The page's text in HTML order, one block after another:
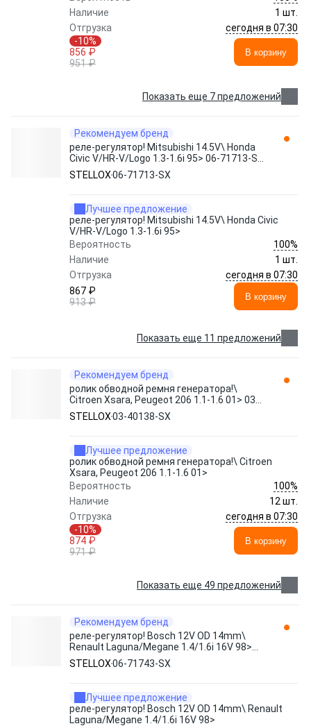
Наличие
1 шт.
Отгрузка
сегодня в 07:30
-10%
856 ₽
951 ₽
В корзину
Показать еще 7 предложений
Рекомендуем бренд
реле-регулятор! Mitsubishi 14.5V\ Honda
Civic V/HR-V/Logo 1.3-1.6i 95> 06-71713-SX
STELLOX
STELLOX06-71713-SX
Лучшее предложение
реле-регулятор! Mitsubishi 14.5V\ Honda Civic
V/HR-V/Logo 1.3-1.6i 95>
Вероятность
100%
Наличие
1 шт.
Отгрузка
сегодня в 07:30
867 ₽
913 ₽
В корзину
Показать еще 11 предложений
Рекомендуем бренд
ролик обводной ремня генератора!\
Citroen Xsara, Peugeot 206 1.1-1.6 01> 03-
40138-SX STELLOX
STELLOX03-40138-SX
Лучшее предложение
ролик обводной ремня генератора!\ Citroen
Xsara, Peugeot 206 1.1-1.6 01>
Вероятность
100%
Наличие
12 шт.
Отгрузка
сегодня в 07:30
-10%
874 ₽
971 ₽
В корзину
Показать еще 49 предложений
Рекомендуем бренд
реле-регулятор! Bosch 12V OD 14mm\
Renault Laguna/Megane 1.4/1.6i 16V 98>
06-71743-SX STELLOX
STELLOX06-71743-SX
Лучшее предложение
реле-регулятор! Bosch 12V OD 14mm\ Renault
Laguna/Megane 1.4/1.6i 16V 98>